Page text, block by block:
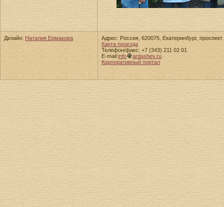
Дизайн: Наталия Ермакова
Адрес: Россия, 620075, Екатеринбург,
Карта проезда
Телефон/факс: +7 (343) 211 02 01
E-mail:info
ardashev.ru
Корпоративный портал